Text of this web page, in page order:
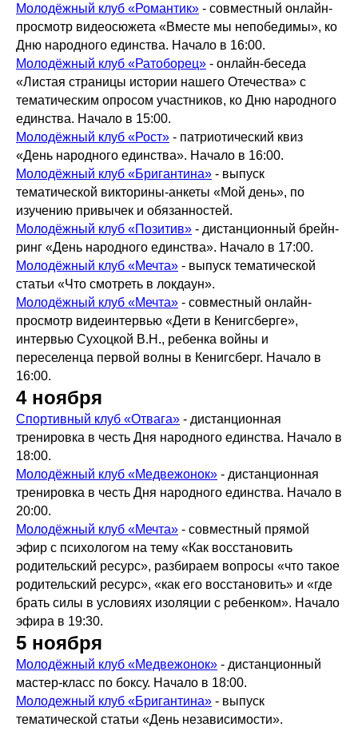
Молодёжный клуб «Романтик» - совместный онлайн-
просмотр видеосюжета «Вместе мы непобедимы», ко
Дню народного единства. Начало в 16:00.
Молодёжный клуб «Ратоборец» - онлайн-беседа
«Листая страницы истории нашего Отечества» с
тематическим опросом участников, ко Дню народного
единства. Начало в 15:00.
Молодёжный клуб «Рост» - патриотический квиз
«День народного единства». Начало в 16:00.
Молодёжный клуб «Бригантина» - выпуск
тематической викторины-анкеты «Мой день», по
изучению привычек и обязанностей.
Молодёжный клуб «Позитив» - дистанционный брейн-
ринг «День народного единства». Начало в 17:00.
Молодёжный клуб «Мечта» - выпуск тематической
статьи «Что смотреть в локдаун».
Молодёжный клуб «Мечта» - совместный онлайн-
просмотр видеинтервью «Дети в Кенигсберге»,
интервью Сухоцкой В.Н., ребенка войны и
переселенца первой волны в Кенигсберг. Начало в
16:00.
4 ноября
Спортивный клуб «Отвага» - дистанционная
тренировка в честь Дня народного единства. Начало в
18:00.
Молодёжный клуб «Медвежонок» - дистанционная
тренировка в честь Дня народного единства. Начало в
20:00.
Молодёжный клуб «Мечта» - совместный прямой
эфир с психологом на тему «Как восстановить
родительский ресурс», разбираем вопросы «что такое
родительский ресурс», «как его восстановить» и «где
брать силы в условиях изоляции с ребенком». Начало
эфира в 19:30.
5 ноября
Молодёжный клуб «Медвежонок» - дистанционный
мастер-класс по боксу. Начало в 18:00.
Молодежный клуб «Бригантина» - выпуск
тематической статьи «День независимости».